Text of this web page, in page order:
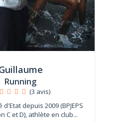
Running
(3 avis)
depuis 2009 (BPJEPS
C et D), athlète en club...